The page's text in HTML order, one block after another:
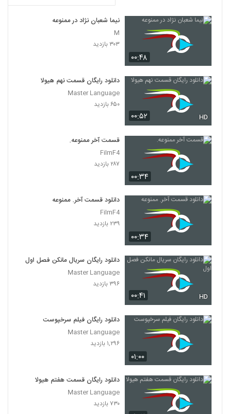
۰۰:۴۸
نیما شعبان نژاد در ممنوعه
M
۳۰۳ بازدید
۰۰:۵۲ HD
دانلود رایگان قسمت نهم هیولا
Master Language
۶۵۰ بازدید
۰۰:۳۴
قسمت آخر ممنوعه.
FilmF4
۲۸۷ بازدید
۰۰:۳۴
دانلود قسمت آخر. ممنوعه
FilmF4
۲۳۹ بازدید
۰۰:۴۱ HD
دانلود رایگان سریال مانکن فصل اول
Master Language
۳۹۶ بازدید
۰۱:۰۰
دانلود رایگان فیلم سرخپوست
Master Language
۱,۲۹۶ بازدید
دانلود رایگان قسمت هفتم هیولا
Master Language
۷۳۰ بازدید